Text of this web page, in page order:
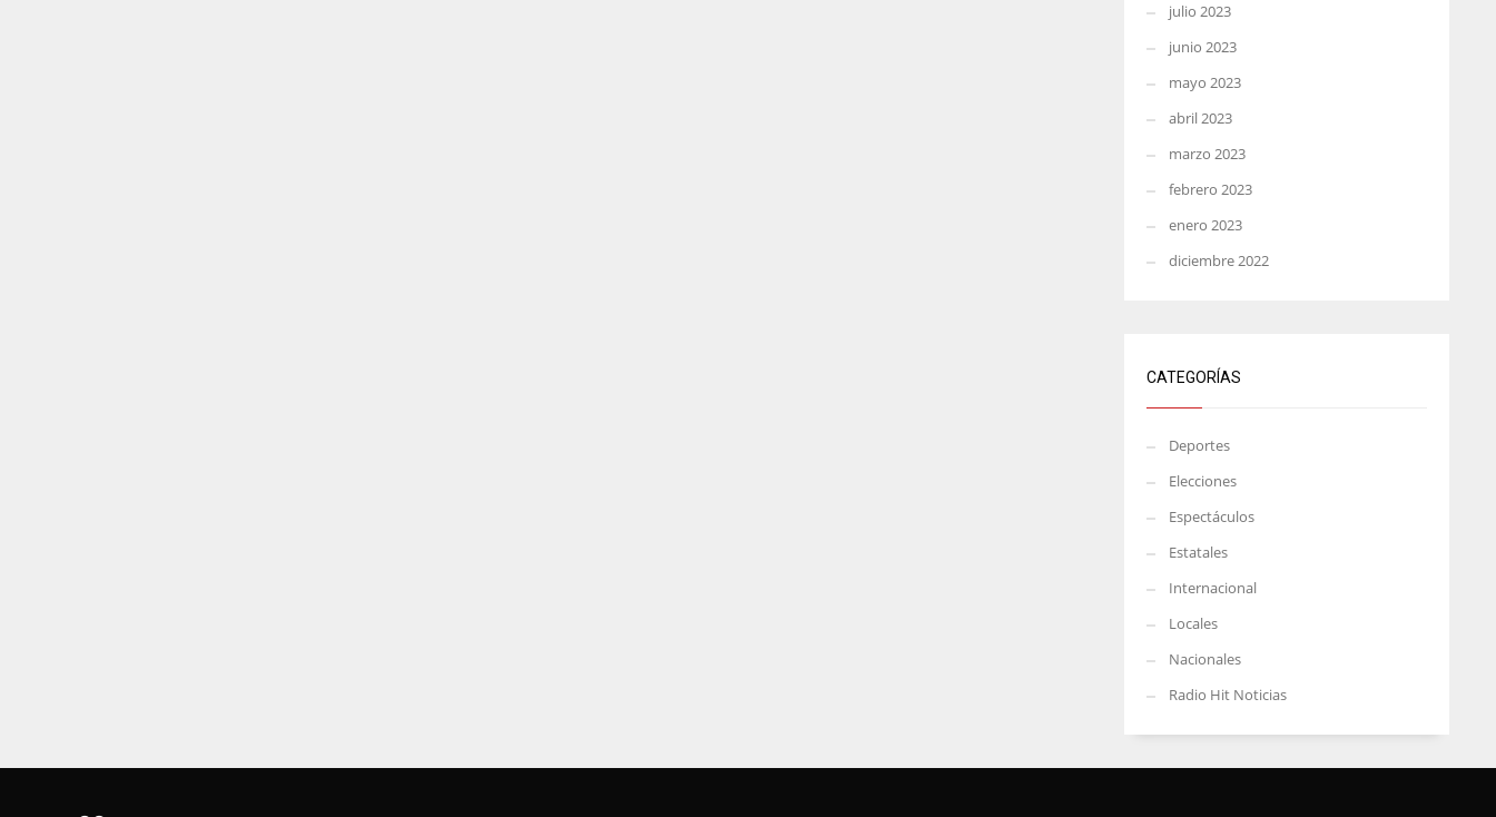
julio 2023
junio 2023
mayo 2023
abril 2023
marzo 2023
febrero 2023
enero 2023
diciembre 2022
CATEGORÍAS
Deportes
Elecciones
Espectáculos
Estatales
Internacional
Locales
Nacionales
Radio Hit Noticias